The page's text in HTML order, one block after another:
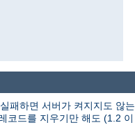
패하면 서버가 켜지지도 않는
코드를 지우기만 해도 (1.2 이